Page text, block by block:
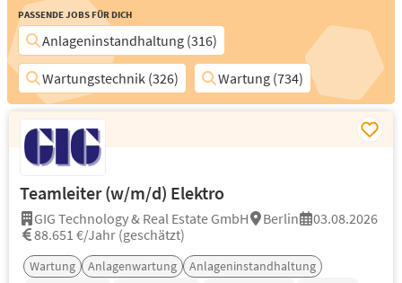
Passende Jobs für Dich
Anlageninstandhaltung (316)
Wartungstechnik (326) Wartung (734)
Teamleiter (w/m/d) Elektro
GIG Technology & Real Estate GmbH Berlin
03.08.2026
88.651 €/Jahr (geschätzt)
Wartung Anlagenwartung
Anlageninstandhaltung